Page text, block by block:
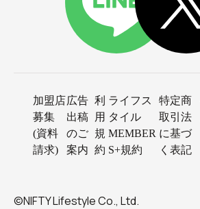
加盟店
募集
(資料
請求)
広告
出稿
のご
案内
利
用
規
約
ライフス
タイル
MEMBER
S+規約
特定商
取引法
に基づ
く表記
©NIFTY Lifestyle Co., Ltd.